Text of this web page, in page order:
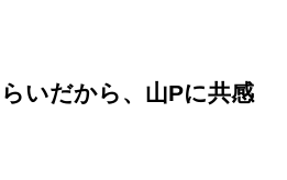
いだから、山Pに共感